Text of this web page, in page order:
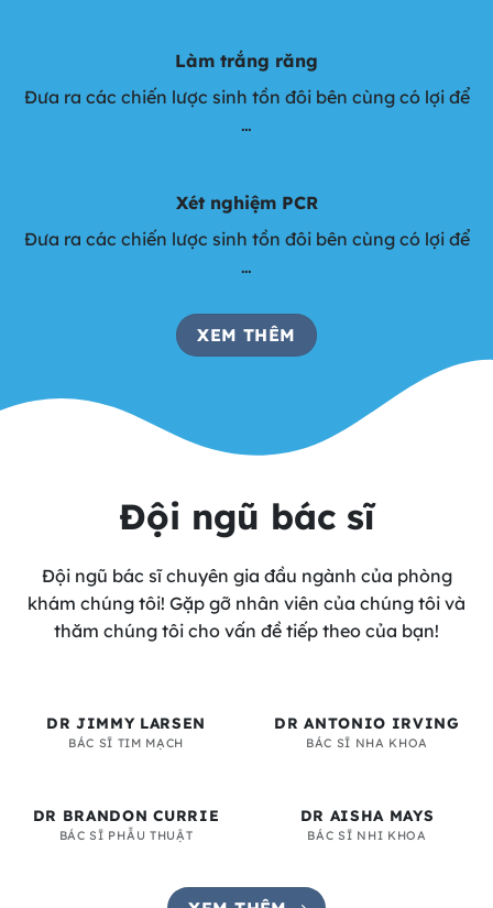
Làm trắng răng
Đưa ra các chiến lược sinh tồn đôi bên cùng có lợi để
…
Xét nghiệm PCR
Đưa ra các chiến lược sinh tồn đôi bên cùng có lợi để
…
XEM THÊM
Đội ngũ bác sĩ
Đội ngũ bác sĩ chuyên gia đầu ngành của phòng
khám chúng tôi! Gặp gỡ nhân viên của chúng tôi và
thăm chúng tôi cho vấn đề tiếp theo của bạn!
DR JIMMY LARSEN
BÁC SĨ TIM MẠCH
DR ANTONIO IRVING
BÁC SĨ NHA KHOA
DR BRANDON CURRIE
BÁC SĨ PHẪU THUẬT
DR AISHA MAYS
BÁC SĨ NHI KHOA